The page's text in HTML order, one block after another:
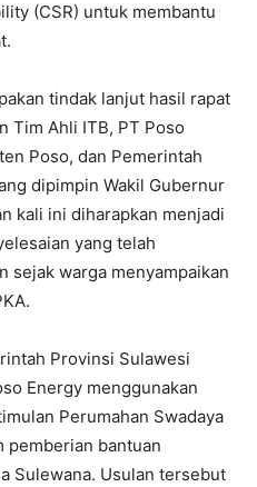
(CSR) untuk membantu
tindak lanjut hasil rapat
Tim Ahli ITB, PT Poso
Poso, dan Pemerintah
dipimpin Wakil Gubernur
kali ini diharapkan menjadi
yang telah
sejak warga menyampaikan
Provinsi Sulawesi
Energy menggunakan
Perumahan Swadaya
pemberian bantuan
Sulewana. Usulan tersebut